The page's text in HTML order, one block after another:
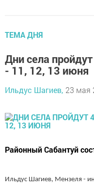
ТЕМА ДНЯ
Дни села
- 11, 12, 13 июня
Ильдус Шагиев, 23 мая
Районный Сабантуй
Ильдус Шагиев, Мензеля -